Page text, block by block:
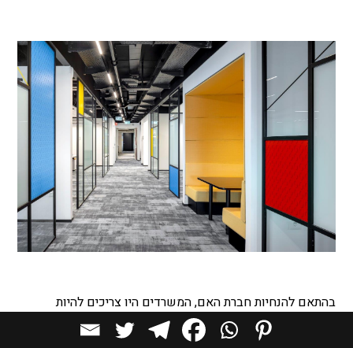
בהתאם להנחיות חברת האם, המשרדים היו צריכים להיות
מודרניים ולשקף את תרבות ההי-טק המודרנית, שפרושה, יותר
חללי עבודה משותפים, פינות ישיבה לצורך מפגשים לא